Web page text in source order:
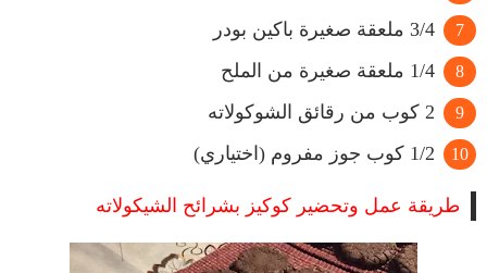
3/4 ملعقة صغيرة باكين بودر
1/4 ملعقة صغيرة من الملح
2 كوب من رقائق الشوكولاته
1/2 كوب جوز مفروم (اختياري)
طريقة عمل وتحضير كوكيز بشرائح الشيكولاته